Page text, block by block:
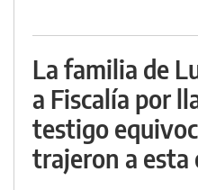
La familia de
a Fiscalía por
testigo
trajeron a esta